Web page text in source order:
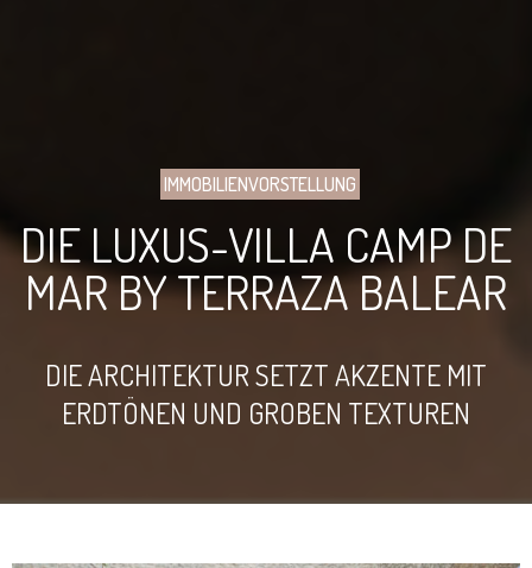
IMMOBILIENVORSTELLUNG
DIE LUXUS-VILLA CAMP DE
MAR BY TERRAZA BALEAR
DIE ARCHITEKTUR SETZT AKZENTE MIT
ERDTÖNEN UND GROBEN TEXTUREN